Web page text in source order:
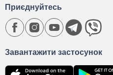
Завантажити застосунок
Приєднуйтесь